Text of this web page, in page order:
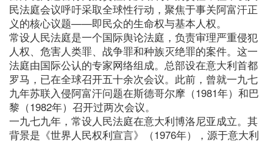
民法庭会议呼吁采取全球性行动，聚焦于事关阿富汗正
义的核心议题——即民众的生命权与基本人权。
常设人民法庭是一个国际舆论法庭，负责审理严重侵犯
人权、危害人类罪、战争罪和种族灭绝罪的案件。这一
法庭由国际公认的专家网络组成。总部设在意大利首都
罗马，已在全球召开五十余次会议。此前，曾就一九七
九年苏联入侵阿富汗问题在斯德哥尔摩（1981年）和巴
黎（1982年）召开过两次会议。
一九七九年，常设人民法庭在意大利博洛尼亚成立。其
背景是《世界人民权利宣言》（1976年），源于意大利